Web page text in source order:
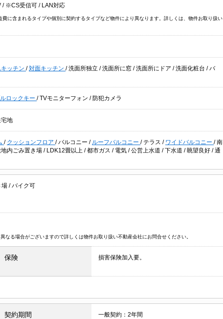
/ ※CS受信可 / LAN対応
に含まれるタイプや個別に契約するタイプなど物件により異なります。詳しくは、物件お取り扱い
ッチン /対面キッチン /洗面所独立 /洗面所に窓 /洗面所にドア /洗面化粧台 /バ
ロックキー /TVモニターフォン / 防犯カメラ
宅地
/ クッションフロア /バルコニー / ルーフバルコニー /テラス / ワイドバルコニー /南
地内ごみ置き場 / LDK12畳以上 /都市ガス / 電気 /公営上水道 /下水道 / 眺望良好 /通
場 /バイク可
る場合がございますので詳しくは物件お取り扱い不動産会社にお問合せください。
保険 損害保険加入要。
契約期間 一般契約：2年間